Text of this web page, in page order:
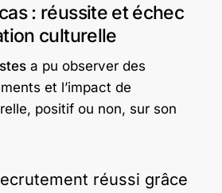
: réussite et échec
culturelle
a pu observer des
et l’impact de
positif ou non, sur son
réussi grâce